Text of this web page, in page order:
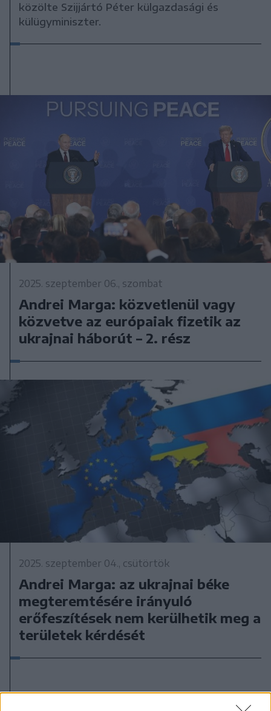
közölte Szijjártó Péter külgazdasági és
külügyminiszter.
2025. szeptember 06., szombat
Andrei Marga: közvetlenül vagy
közvetve az európaiak fizetik az
ukrajnai háborút – 2. rész
2025. szeptember 04., csütörtök
Andrei Marga: az ukrajnai béke
megteremtésére irányuló
erőfeszítések nem kerülhetik meg a
területek kérdését